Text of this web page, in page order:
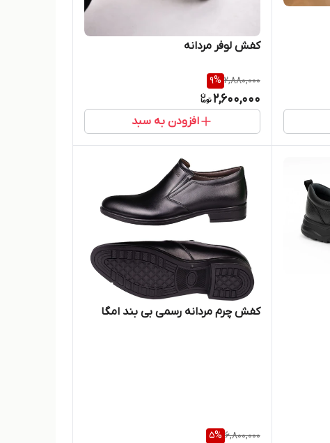
کفش لوفر مردانه
2,880,000
9%
2,600,000
افزودن به سبد
کفش چرم مردانه رسمی بی بند امگا
6,800,000
5%